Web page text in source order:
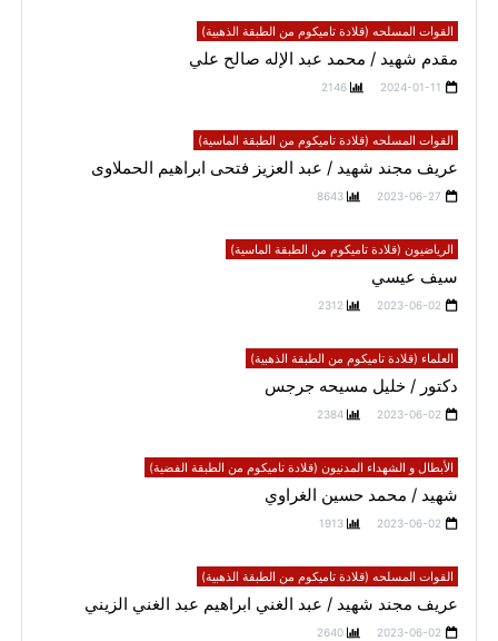
القوات المسلحه (قلادة تاميكوم من الطبقة الذهبية)
مقدم شهيد / محمد عبد الإله صالح علي
2024-01-11
2146
القوات المسلحه (قلادة تاميكوم من الطبقة الماسية)
عريف مجند شهيد / عبد العزيز فتحى ابراهيم الحملاوى
2023-06-27
8643
الرياضيون (قلادة تاميكوم من الطبقة الماسية)
سيف عيسي
2023-06-02
2312
العلماء (قلادة تاميكوم من الطبقة الذهبية)
دكتور / خليل مسيحه جرجس
2023-06-02
2384
الأبطال و الشهداء المدنيون (قلادة تاميكوم من الطبقة الفضية)
شهيد / محمد حسين الغراوي
2023-06-02
1913
القوات المسلحه (قلادة تاميكوم من الطبقة الذهبية)
عريف مجند شهيد / عبد الغني ابراهيم عبد الغني الزيني
2023-06-02
2640